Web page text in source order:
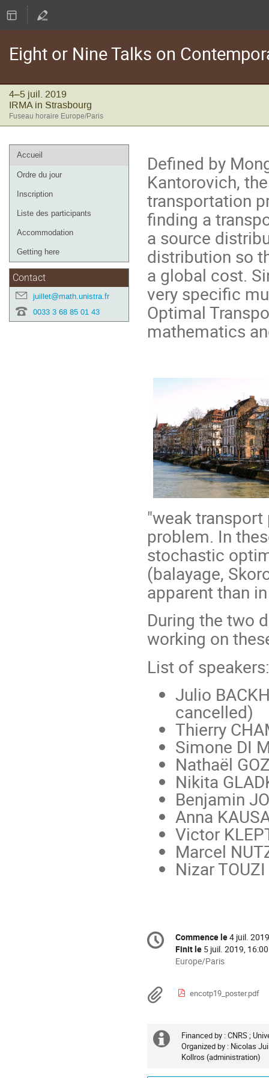
Eight or Nine Talks on
4–5 juil. 2019
IRMA in Strasbourg
Fuseau horaire Europe/Paris
Menu
de
l'événement
Accueil
Ordre du jour
Inscription
Liste des participants
Accommodation
Getting here
Contact
juillet@math.unistra.fr
0033 3 68 85 01 43
Defined by
Kantorovich,
transportation
finding a
a source
distribution so
a global cost.
very specific
Optimal
mathematics
"weak
problem. In
stochastic
(balayage,
apparent than
During the two
working on
List of speakers:
Julio
cancelled)
Thierry
Simone DI
Nathaël
Nikita
Benjamin
Anna
Victor
Marcel
Nizar
Information
de
Date/Heure
Commence le4 juil.
Finit le 5 juil. 2019, 16:00
Toutes
sont
Europe/Paris
Documents
encotp19_poster.pdf
Information
Financed by : CNRS ;
Organized by : Nicolas
Kollros (administration)